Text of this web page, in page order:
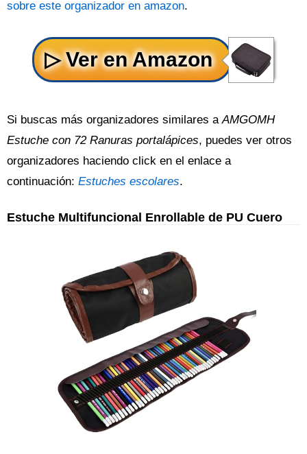
sobre este organizador en amazon.
Si buscas más organizadores similares aAMGOMH
Estuche con 72 Ranuras portalápices, puedes ver otros
organizadores haciendo click en el enlace a
continuación: Estuches escolares.
Estuche Multifuncional Enrollable de PU Cuero